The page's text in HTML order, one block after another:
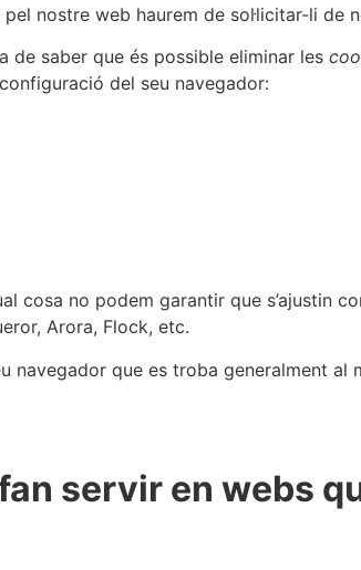
nostre web haurem de sol·licitar-li de
saber que és possible eliminar les
del seu navegador:
no podem garantir que s’ajustin
Arora, Flock, etc.
que es troba generalment al
servir en webs